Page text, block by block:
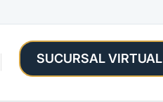
SUCURSAL VIRTUAL